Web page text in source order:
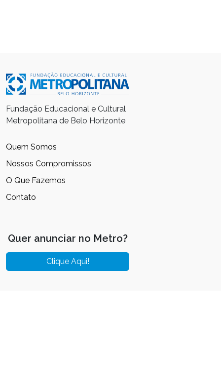
Fundação Educacional e Cultural
Metropolitana de Belo Horizonte
Quem Somos
Nossos Compromissos
O Que Fazemos
Contato
Quer anunciar no Metro?
Clique Aqui!